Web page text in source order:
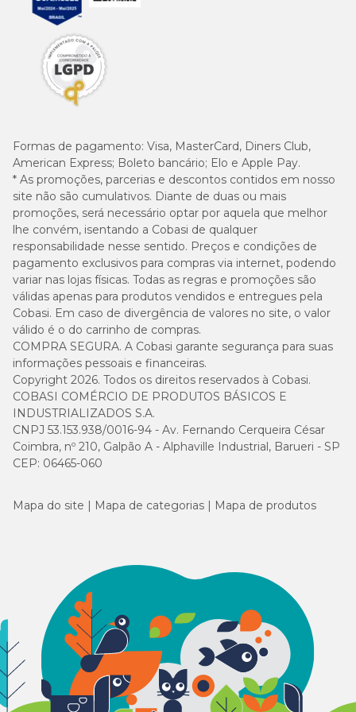
Formas de pagamento: Visa, MasterCard, Diners Club,
American Express; Boleto bancário; Elo e Apple Pay.
* As promoções, parcerias e descontos contidos em nosso
site não são cumulativos. Diante de duas ou mais
promoções, será necessário optar por aquela que melhor
lhe convém, isentando a Cobasi de qualquer
responsabilidade nesse sentido. Preços e condições de
pagamento exclusivos para compras via internet, podendo
variar nas lojas físicas. Todas as regras e promoções são
válidas apenas para produtos vendidos e entregues pela
Cobasi. Em caso de divergência de valores no site, o valor
válido é o do carrinho de compras.
COMPRA SEGURA. A Cobasi garante segurança para suas
informações pessoais e financeiras.
Copyright 2026. Todos os direitos reservados à Cobasi.
COBASI COMÉRCIO DE PRODUTOS BÁSICOS E
INDUSTRIALIZADOS S.A.
CNPJ 53.153.938/0016-94 - Av. Fernando Cerqueira César
Coimbra, nº 210, Galpão A - Alphaville Industrial, Barueri - SP
CEP: 06465-060
Mapa do site Mapa de categorias Mapa de produtos